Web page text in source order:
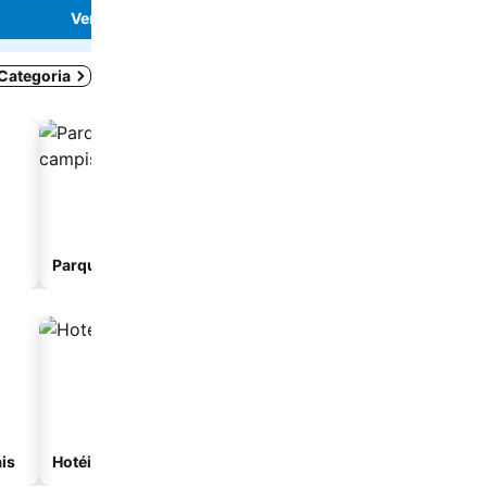
Ver preços
Parque de campismo
Hotéis com spa